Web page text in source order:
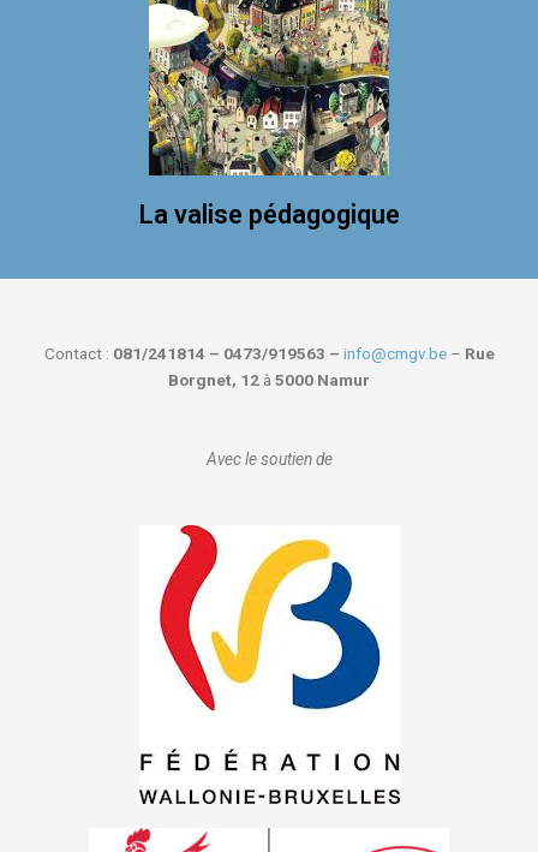
La valise pédagogique
Contact : 081/241814 – 0473/919563 – info@cmgv.be– Rue
Borgnet, 12 à 5000 Namur
Avec le soutien de